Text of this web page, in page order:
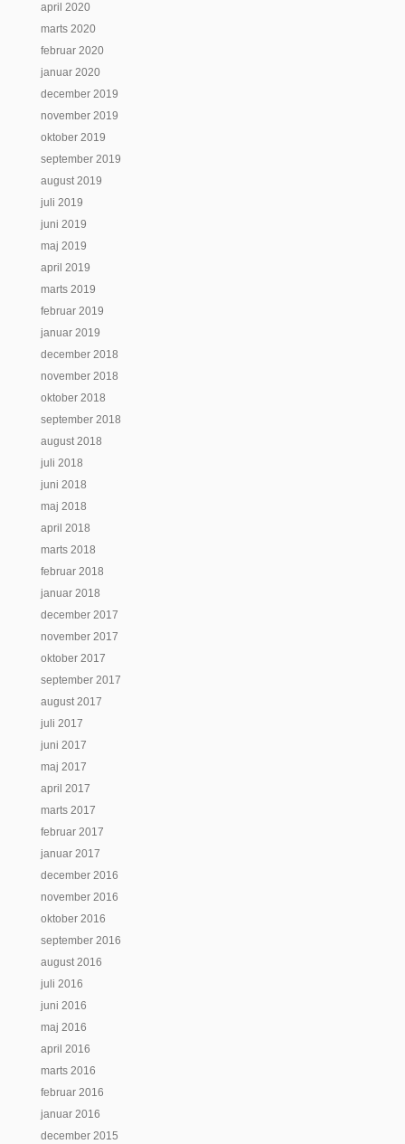
april 2020
marts 2020
februar 2020
januar 2020
december 2019
november 2019
oktober 2019
september 2019
august 2019
juli 2019
juni 2019
maj 2019
april 2019
marts 2019
februar 2019
januar 2019
december 2018
november 2018
oktober 2018
september 2018
august 2018
juli 2018
juni 2018
maj 2018
april 2018
marts 2018
februar 2018
januar 2018
december 2017
november 2017
oktober 2017
september 2017
august 2017
juli 2017
juni 2017
maj 2017
april 2017
marts 2017
februar 2017
januar 2017
december 2016
november 2016
oktober 2016
september 2016
august 2016
juli 2016
juni 2016
maj 2016
april 2016
marts 2016
februar 2016
januar 2016
december 2015